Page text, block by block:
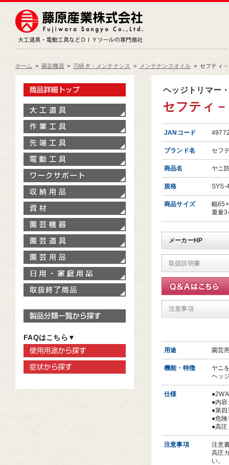
ホーム > 園芸機器 > 刃研ぎ・メンテナンス > メンテナンスオイル > セフティ
ヘッジトリマー
セフティ
JANコード
ブランド名 セフ
商品名 ヤニ
規格 SYS-
商品サイズ
幅
重量
メーカーHP
取扱説明書
注意事項
用途 園芸
機能・特徴
ヤニ
ヘッ
仕様
●内
●第
●危
●高
注意事項
注意
高圧
い。
製品情報トップ
ワークサポート
製品分類一覧から探す
FAQはこちら▼
使用用途から探す